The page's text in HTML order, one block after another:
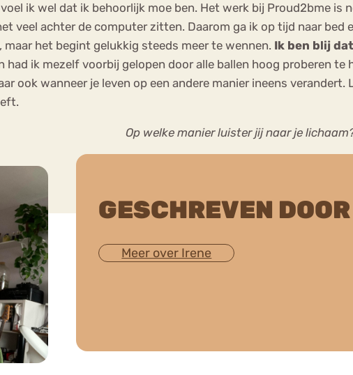
ik wel dat ik behoorlijk moe ben. Het werk bij Proud2bme
veel achter de computer zitten. Daarom ga ik op tijd naar
het begint gelukkig steeds meer te wennen. Ik ben blij
ik mezelf voorbij gelopen door alle ballen hoog proberen te
ook wanneer je leven op een andere manier ineens
Op welke manier luister jij naar je
GESCHREVEN
Meer over Irene